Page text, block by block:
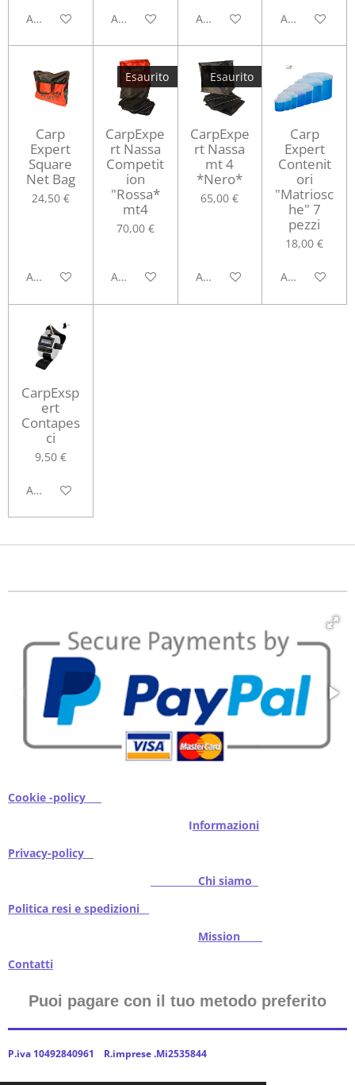
Aggiungi al carrelloAggiungi al carrelloAggiungi al carrelloAggiungi al
Carp
Expert
Square
Net Bag
24,50 €
Aggiungi al carrello
Esaurito
CarpExpe
rt Nassa
Competit
ion
"Rossa*
mt4
70,00 €
Avvisami quando disponibile
Esaurito
CarpExpe
rt Nassa
mt 4
*Nero*
65,00 €
Avvisami quando disponibile
Carp
Expert
Contenit
ori
"Matriosc
he" 7
pezzi
18,00 €
Aggiungi al
CarpExsp
ert
Contapes
ci
9,50 €
Aggiungi al carrello
Cookie -policy
Informazioni
Privacy-policy
Chi siamo
Politica resi e spedizioni
Mission
Contatti
Puoi pagare con il tuo metodo preferito
P.iva 10492840961 R.imprese .Mi2535844